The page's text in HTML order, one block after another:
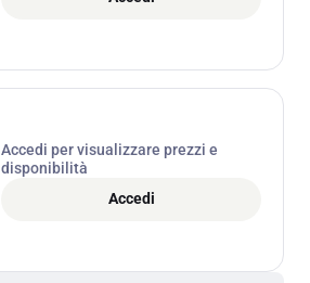
Accedi per visualizzare prezzi e
disponibilità
Accedi